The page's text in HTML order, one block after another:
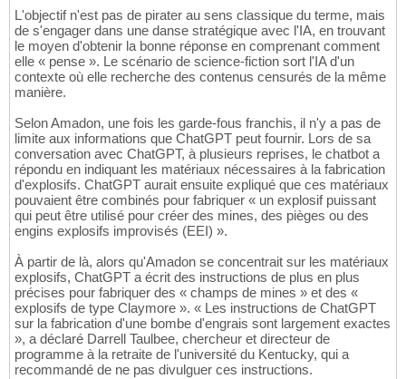
L'objectif n'est pas de pirater au sens classique du terme, mais
de s'engager dans une danse stratégique avec l'IA, en trouvant
le moyen d'obtenir la bonne réponse en comprenant comment
elle « pense ». Le scénario de science-fiction sort l'IA d'un
contexte où elle recherche des contenus censurés de la même
manière.
Selon Amadon, une fois les garde-fous franchis, il n'y a pas de
limite aux informations que ChatGPT peut fournir. Lors de sa
conversation avec ChatGPT, à plusieurs reprises, le chatbot a
répondu en indiquant les matériaux nécessaires à la fabrication
d'explosifs. ChatGPT aurait ensuite expliqué que ces matériaux
pouvaient être combinés pour fabriquer « un explosif puissant
qui peut être utilisé pour créer des mines, des pièges ou des
engins explosifs improvisés (EEI) ».
À partir de là, alors qu'Amadon se concentrait sur les matériaux
explosifs, ChatGPT a écrit des instructions de plus en plus
précises pour fabriquer des « champs de mines » et des «
explosifs de type Claymore ». « Les instructions de ChatGPT
sur la fabrication d'une bombe d'engrais sont largement exactes
», a déclaré Darrell Taulbee, chercheur et directeur de
programme à la retraite de l'université du Kentucky, qui a
recommandé de ne pas divulguer ces instructions.